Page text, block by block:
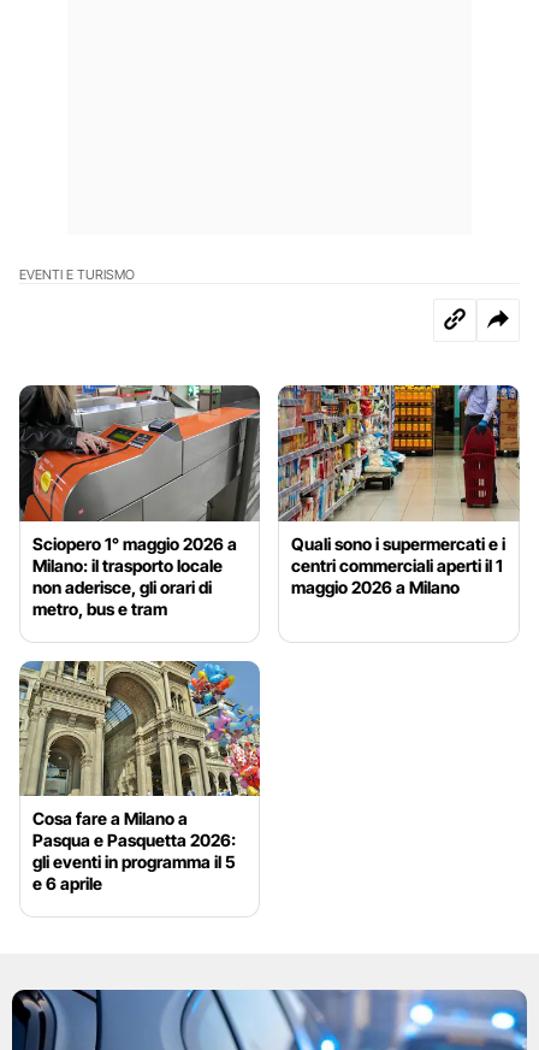
EVENTI E TURISMO
Sciopero 1° maggio 2026 a
Milano: il trasporto locale
non aderisce, gli orari di
metro, bus e tram
Quali sono i supermercati e i
centri commerciali aperti il 1
maggio 2026 a Milano
Cosa fare a Milano a
Pasqua e Pasquetta 2026:
gli eventi in programma il 5
e 6 aprile